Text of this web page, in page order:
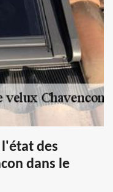
l'état des
dans le